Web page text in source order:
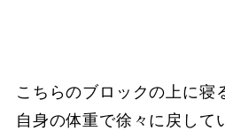
こちらのブロックの上に寝
自身の体重で徐々に戻して